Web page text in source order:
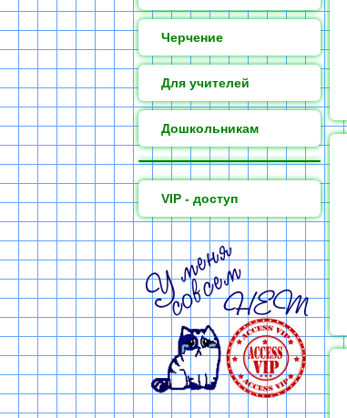
Черчение
Для учителей
Дошкольникам
VIP - доступ